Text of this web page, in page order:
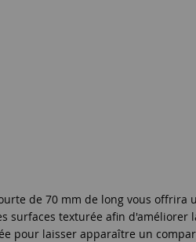
de 70 mm de long vous
surfaces texturée afin d'améliorer
pour laisser apparaître un